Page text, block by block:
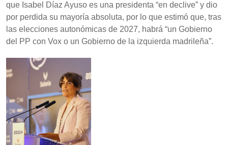
que Isabel Díaz Ayuso es una presidenta “en declive” y dio
por perdida su mayoría absoluta, por lo que estimó que, tras
las elecciones autonómicas de 2027, habrá “un Gobierno
del PP con Vox o un Gobierno de la izquierda madrileña”.